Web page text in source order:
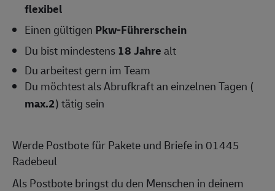
flexibel
Einen gültigen Pkw-Führerschein
Du bist mindestens 18 Jahrealt
Du arbeitest gern im Team
Du möchtest als Abrufkraft an einzelnen Tagen (
max.2) tätig sein
Werde Postbote für Pakete und Briefe in 01445
Radebeul
Als Postbote bringst du den Menschen in deinem